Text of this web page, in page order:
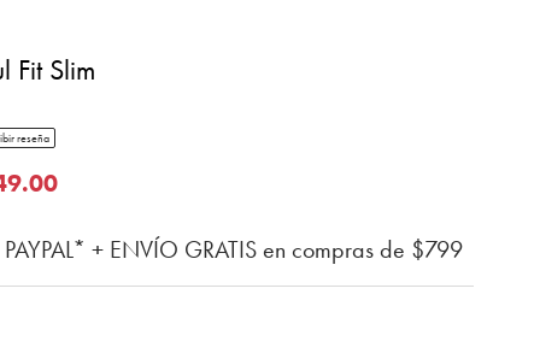
Fit Slim
cliente
rating
reseña
de
+ ENVÍO GRATIS en compras de $799